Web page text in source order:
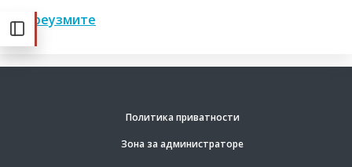
Преузмите
Политика приватности
Зона за администраторе